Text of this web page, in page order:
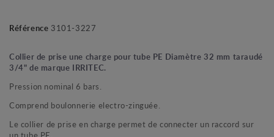
Référence 3101-3227
Collier de prise une charge pour tube PE Diamètre 32 mm taraudé
3/4" de marque IRRITEC.
Pression nominal 6 bars.
Comprend boulonnerie electro-zinguée.
Le collier de prise en charge permet de connecter un raccord sur